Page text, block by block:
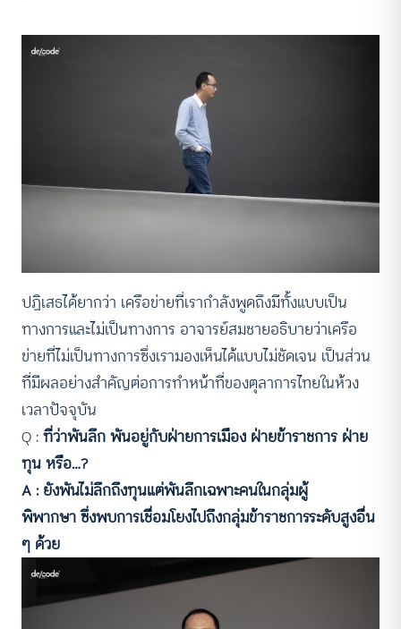
ปฏิเสธได้ยากว่า เครือข่ายที่เรากำลังพูดถึงมีทั้งแบบเป็น
ทางการและไม่เป็นทางการ อาจารย์สมชายอธิบายว่าเครือ
ข่ายที่ไม่เป็นทางการซึ่งเรามองเห็นได้แบบไม่ชัดเจน เป็นส่วน
ที่มีผลอย่างสำคัญต่อการทำหน้าที่ของตุลาการไทยในห้วง
เวลาปัจจุบัน
Q :ที่ว่าพันลึก พันอยู่กับฝ่ายการเมือง ฝ่ายข้าราชการ ฝ่าย
ทุน หรือ…?
A : ยังพันไม่ลึกถึงทุนแต่พันลึกเฉพาะคนในกลุ่มผู้
พิพากษา ซึ่งพบการเชื่อมโยงไปถึงกลุ่มข้าราชการระดับสูงอื่น
ๆ ด้วย